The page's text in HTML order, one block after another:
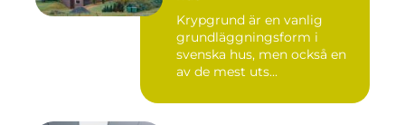
Krypgrund är en vanlig
grundläggningsform i
svenska hus, men också en
av de mest uts...